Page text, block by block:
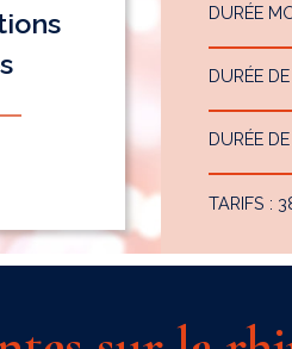
DURÉE
DURÉE
DURÉE
TARIFS :